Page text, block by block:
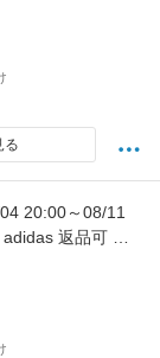
る
20:00～08/11
返品可 ラ
ング /
ォーマンス レ
ー 黒 ブラック